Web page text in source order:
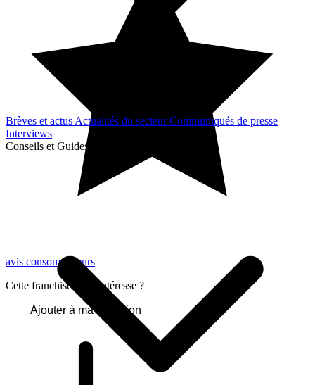
Brèves et actus Actualités du secteurCommuniqués de presse
Interviews
Conseils et Guides
avis consommateurs
Cette franchise vous intéresse ?
Ajouter à ma sélection